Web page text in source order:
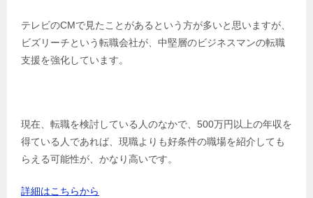
テレビのCMで見たことがあるという方が多いと思いますが、
ビズリーチという転職会社が、中堅層のビジネスマンの転職
支援を強化しています。
現在、転職を検討している人のなかで、500万円以上の年収を
得ている人であれば、現職よりも好条件の職場を紹介しても
らえる可能性が、かなり高いです。
詳細はこちらから